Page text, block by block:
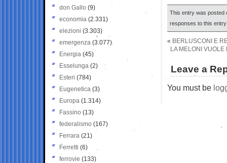
This entry was posted
responses to this
« BERLUSCONI E
LA MELONI
Leave a
You must be
don Gallo (9)
economia (2.331)
elezioni (3.303)
emergenza (3.077)
Energia (45)
Esselunga (2)
Esteri (784)
Eugenetica (3)
Europa (1.314)
Fassino (13)
federalismo (167)
Ferrara (21)
Ferretti (6)
ferrovie (133)